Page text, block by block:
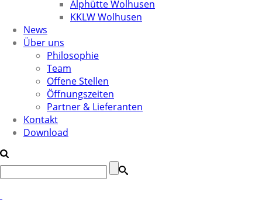
Alphütte Wolhusen
KKLW Wolhusen
News
Über uns
Philosophie
Team
Offene Stellen
Öffnungszeiten
Partner & Lieferanten
Kontakt
Download